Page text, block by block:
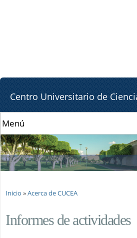
Centro Universitario de
Se encuentra usted aquí
Inicio »Acerca de CUCEA
Informes de actividades